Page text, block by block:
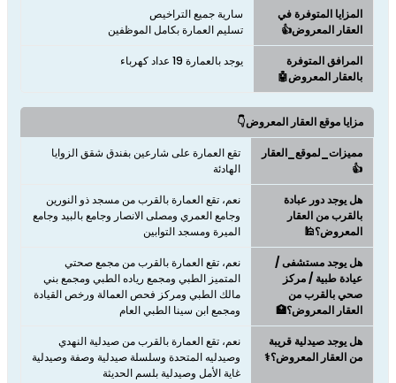
المزايا المتوفرة في
العقار المعروض👍
تسليم العمارة بكامل الموظفين
المرافق المتوفرة
بالعقار المعروض🤖
يوجد بالعمارة 19 عداد كهرباء
مزايا موقع العقار المعروض👇
مميزات_لموقع_العقار
👍
تقع العمارة على شارعين بفندق شقق الزوايا
الهادئة
هل يوجد دور عبادة
بالقرب من العقار
المعروض؟🕌
نعم، تقع العمارة بالقرب من مسجد ذو النورين
وجامع العمري ومصلى الانصار وجامع بالبيد وجامع
الميرة ومسجد التوابين
هل يوجد مستشفى /
عيادة طبية / مركز
صحي بالقرب من
العقار المعروض؟🏥
نعم، تقع العمارة بالقرب من مجمع صحتي
المتميز الطبي ومجمع رياده الطبي ومجمع بني
مالك الطبي ومركز فحص العمالة ورخص القيادة
ومجمع ابن سينا الطبي العام
هل يوجد صيدلية قريبة
من العقار المعروض؟⚕️
نعم، تقع العمارة بالقرب من صيدلية النهدي
وصيدليه المتحدة وسلسلة صيدلية وصفة وصيدلية
غاية الأمل وصيدلية بلسم الحديثة